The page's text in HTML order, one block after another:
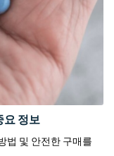
요 정보
법 및 안전한 구매를